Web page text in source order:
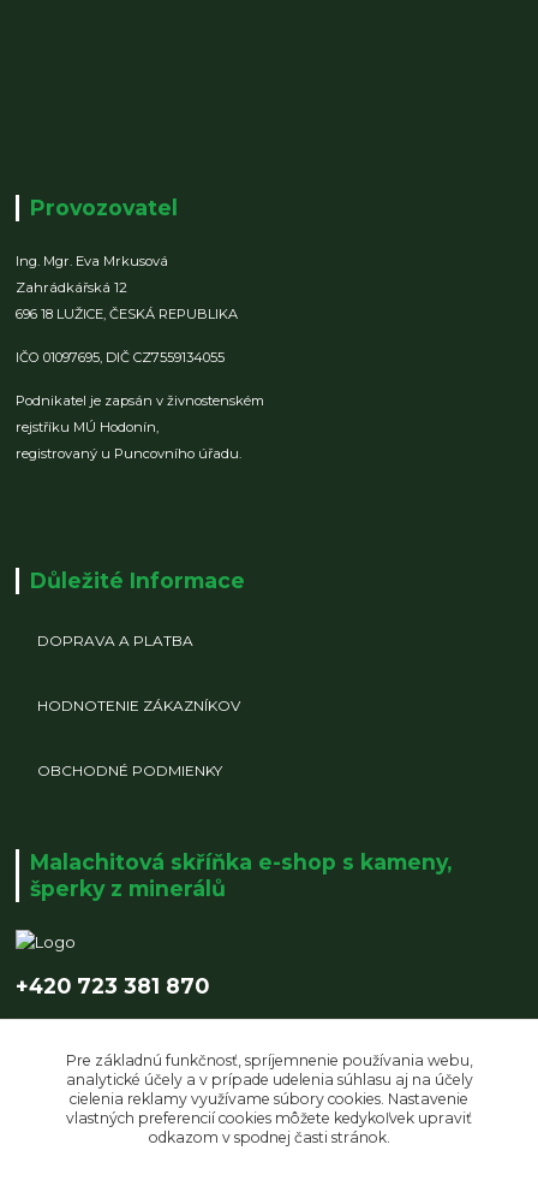
Provozovatel
Ing. Mgr. Eva Mrkusová
Zahrádkářská 12
696 18 LUŽICE,ČESKÁ REPUBLIKA
IČO 01097695, DIČ CZ7559134055
Podnikatel je zapsán v živnostenském
rejstříku MÚ Hodonín,
registrovaný u Puncovního úřadu.
Důležité Informace
DOPRAVA A PLATBA
HODNOTENIE ZÁKAZNÍKOV
OBCHODNÉ PODMIENKY
Malachitová skříňka e-shop s kameny,
šperky z minerálů
+420 723 381 870
Pre základnú funkčnosť, spríjemnenie používania webu,
analytické účely a v prípade udelenia súhlasu aj na účely
cielenia reklamy využívame súbory cookies. Nastavenie
vlastných preferencií cookies môžete kedykoľvek upraviť
odkazom v spodnej časti stránok.